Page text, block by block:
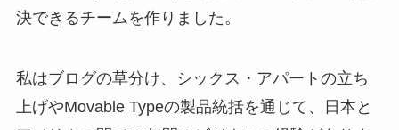
決できるチームを作りました。
私はブログの草分け、シックス・アパートの立ち
上げやMovable Typeの製品統括を通じて、日本と